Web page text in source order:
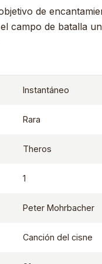
de
campo de batalla
Instantáneo
Rara
Theros
1
Peter Mohrbacher
Canción del cisne